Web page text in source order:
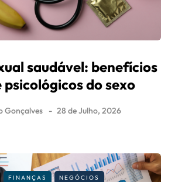
saudável: benefícios
psicológicos do sexo
Gonçalves 28 de Julho, 2026
FINANÇAS NEGÓCIOS